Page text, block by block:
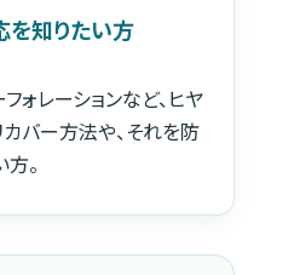
知りたい方
ォレーションなど、ヒヤ
バー方法や、それを防
。